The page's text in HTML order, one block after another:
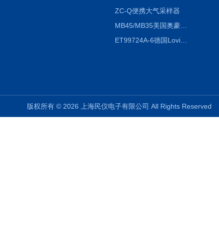
ZC-Q便携大气采样器
MB45/MB35美国奥豪斯OHAUS MB45/MB35卤素红外水分测定仪
ET99724A-6德国Lovibond ET99724A-6微电脑BOD测定仪
版权所有 © 2026 上海民仪电子有限公司 All Rights